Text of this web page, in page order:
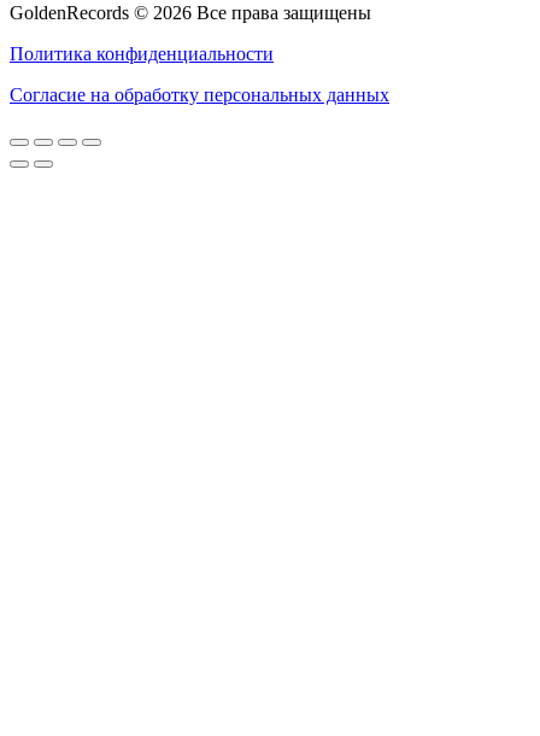
GoldenRecords © 2026 Все права защищены
Политика конфиденциальности
Согласие на обработку персональных данных